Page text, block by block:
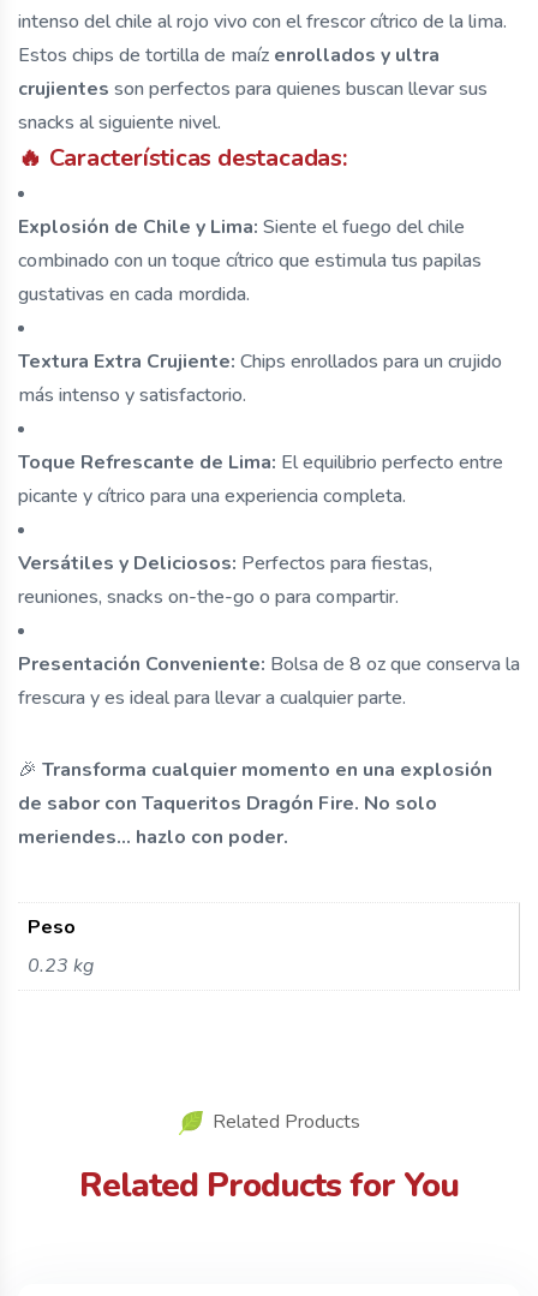
intenso del chile al rojo vivo con el frescor cítrico de la lima.
Estos chips de tortilla de maíz enrollados y ultra
crujientes son perfectos para quienes buscan llevar sus
snacks al siguiente nivel.
🔥 Características destacadas:
Explosión de Chile y Lima: Siente el fuego del chile
combinado con un toque cítrico que estimula tus papilas
gustativas en cada mordida.
Textura Extra Crujiente: Chips enrollados para un crujido
más intenso y satisfactorio.
Toque Refrescante de Lima: El equilibrio perfecto entre
picante y cítrico para una experiencia completa.
Versátiles y Deliciosos: Perfectos para fiestas,
reuniones, snacks on-the-go o para compartir.
Presentación Conveniente: Bolsa de 8 oz que conserva la
frescura y es ideal para llevar a cualquier parte.
🎉 Transforma cualquier momento en una explosión
de sabor con Taqueritos Dragón Fire. No solo
meriendes… hazlo con poder.
Peso
0.23 kg
Related Products
Related Products for You